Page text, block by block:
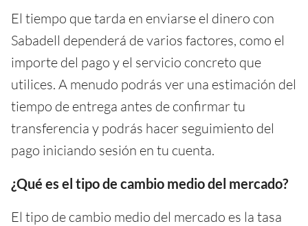
El tiempo que tarda en enviarse el dinero con
Sabadell dependerá de varios factores, como el
importe del pago y el servicio concreto que
utilices. A menudo podrás ver una estimación del
tiempo de entrega antes de confirmar tu
transferencia y podrás hacer seguimiento del
pago iniciando sesión en tu cuenta.
¿Qué es el tipo de cambio medio del mercado?
El tipo de cambio medio del mercado es la tasa